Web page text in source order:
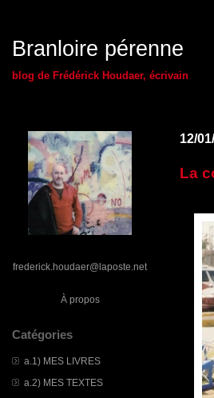
Branloire pérenne
blog de Frédérick Houdaer, écrivain
frederick.houdaer@laposte.net
À propos
Catégories
a.1) MES LIVRES
a.2) MES TEXTES
12/
La